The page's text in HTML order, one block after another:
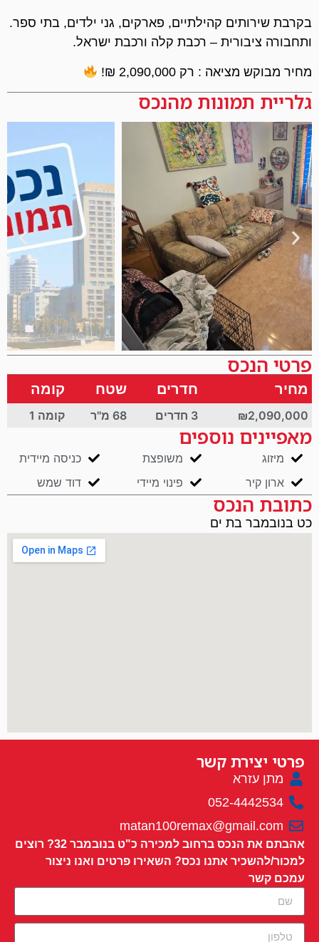
בקרבת שירותים קהילתיים, פארקים, גני ילדים, בתי ספר.
ותחבורה ציבורית – רכבת קלה ורכבת ישראל.
מחיר מבוקש מציאה : רק 2,090,000 ₪!
גלריית תמונות מהנכס
פרטי הנכס
מחיר חדרים שטח קומה
₪2,090,000 3 חדרים 68 מ"ר קומה 1
מאפיינים נוספים
מיזוג משופצת
כניסה מיידית
ארון קיר
פינוי מיידי דוד שמש
כתובת הנכס
כט בנובמבר בת ים
פרטי יצירת קשר
מתן עזרא
052-4442534
matan100remax@gmail.com
אהבתם את הנכס ברחוב למכירה כ"ט בנובמבר 32? רוצים
למכור/להשכיר אתנו נכס? השאירו פרטים ואנו ניצור
עמכם קשר